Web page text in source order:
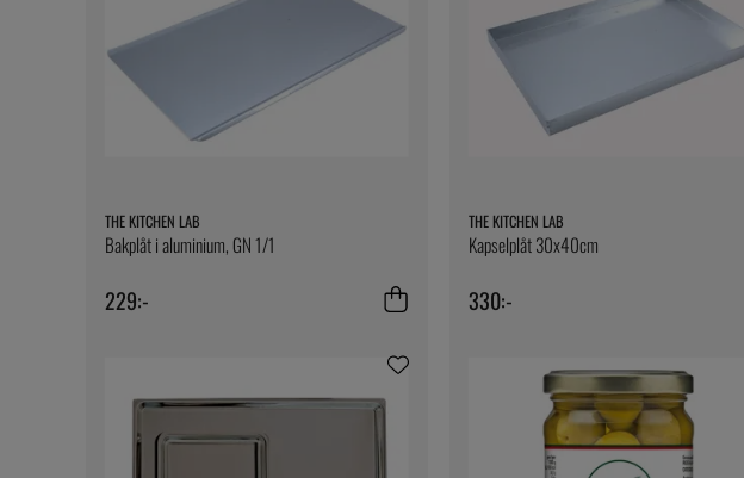
THE KITCHEN LAB
Bakplåt i aluminium, GN 1/1
229:-
THE KITCHEN LAB
Kapselplåt 30x40cm
330:-